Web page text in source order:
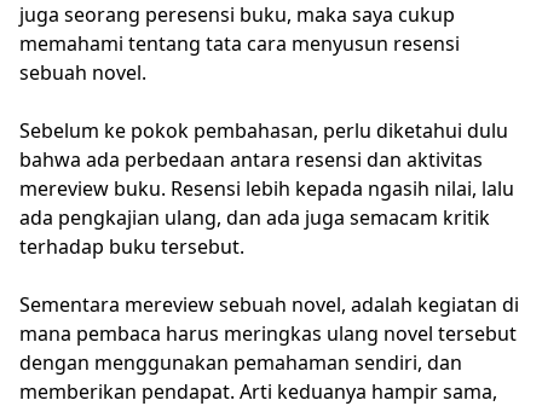
juga seorang peresensi buku, maka saya cukup
memahami tentang tata cara menyusun resensi
sebuah novel.
Sebelum ke pokok pembahasan, perlu diketahui dulu
bahwa ada perbedaan antara resensi dan aktivitas
mereview buku. Resensi lebih kepada ngasih nilai, lalu
ada pengkajian ulang, dan ada juga semacam kritik
terhadap buku tersebut.
Sementara mereview sebuah novel, adalah kegiatan di
mana pembaca harus meringkas ulang novel tersebut
dengan menggunakan pemahaman sendiri, dan
memberikan pendapat. Arti keduanya hampir sama,